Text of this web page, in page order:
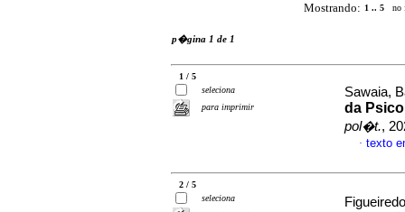
Mostrando: 1 .. 5 no
p�gina 1 de 1
1 / 5
seleciona
para imprimir
Sawaia,
da
pol�t.,
· texto
2 / 5
seleciona